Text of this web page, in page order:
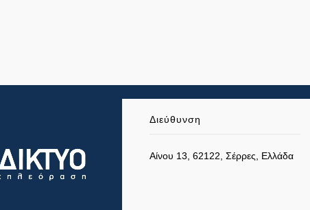
Διεύθυνση
Αίνου 13, 62122, Σέρρες, Ελλάδα